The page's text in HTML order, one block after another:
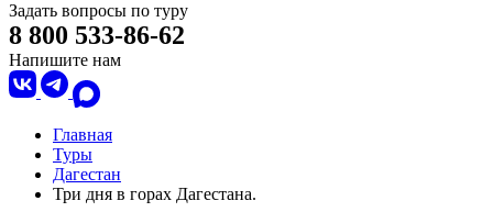
Задать вопросы по туру
8 800 533-86-62
Напишите нам
Главная
Туры
Дагестан
Три дня в горах Дагестана.